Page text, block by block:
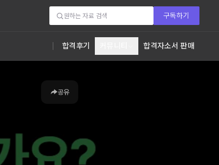
구독하기
합격후기 합격자소서 판매
공유